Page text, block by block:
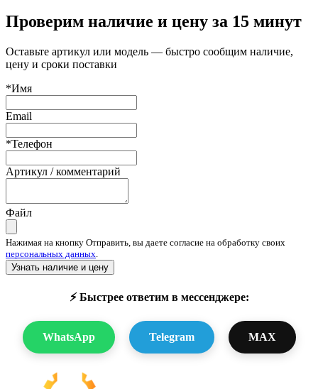
Проверим наличие и цену за 15 минут
Оставьте артикул или модель — быстро сообщим наличие,
цену и сроки поставки
*Имя
Email
*Телефон
Артикул / комментарий
Файл
Нажимая на кнопку Отправить, вы даете согласие на обработку своих
персональных данных
Узнать наличие и цену
⚡ Быстрее ответим в мессенджере:
WhatsApp Telegram MAX